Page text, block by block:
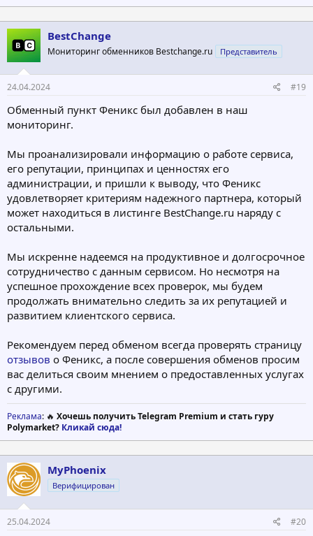
BestChange
Мониторинг обменников Bestchange.ru Представитель
24.04.2024 #19
Обменный пункт Феникс был добавлен в наш
мониторинг.
Мы проанализировали информацию о работе сервиса,
его репутации, принципах и ценностях его
администрации, и пришли к выводу, что Феникс
удовлетворяет критериям надежного партнера, который
может находиться в листинге BestChange.ru наряду с
остальными.
Мы искренне надеемся на продуктивное и долгосрочное
сотрудничество с данным сервисом. Но несмотря на
успешное прохождение всех проверок, мы будем
продолжать внимательно следить за их репутацией и
развитием клиентского сервиса.
Рекомендуем перед обменом всегда проверять страницу
отзывов о Феникс, а после совершения обменов просим
вас делиться своим мнением о предоставленных услугах
с другими.
Реклама: 🔥 Хочешь получить Telegram Premium и стать гуру
Polymarket? Кликай сюда!
MyPhoenix
Верифицирован
25.04.2024 #20